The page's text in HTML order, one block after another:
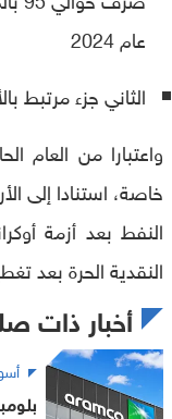
عام 2024
الثاني جزء مرتبط بالأداء بقيمة
واعتبارا من العام
خاصة، استنادا إلى
النقدية الحرة بعد
أخبار ذات